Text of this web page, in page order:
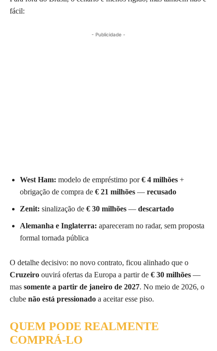
fácil:
- Publicidade -
West Ham: modelo de empréstimo por€ 4 milhões +
obrigação de compra de € 21 milhões — recusado
Zenit: sinalização de € 30 milhões — descartado
Alemanha e Inglaterra: apareceram no radar, sem proposta
formal tornada pública
O detalhe decisivo: no novo contrato, ficou alinhado que o
Cruzeiro ouvirá ofertas da Europa a partir de € 30 milhões —
mas somente a partir de janeiro de 2027. No meio de 2026, o
clube não está pressionado a aceitar esse piso.
QUEM PODE REALMENTE
COMPRÁ-LO